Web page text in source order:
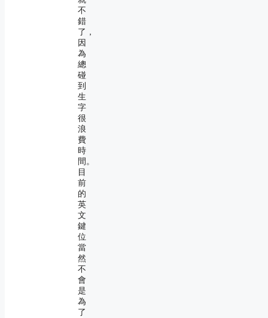
不
錯
了，
因
為
總
碰
到
生
字
很
浪
費
時
間。
目
前
的
英
文
鍵
位
當
然
不
會
是
為
了